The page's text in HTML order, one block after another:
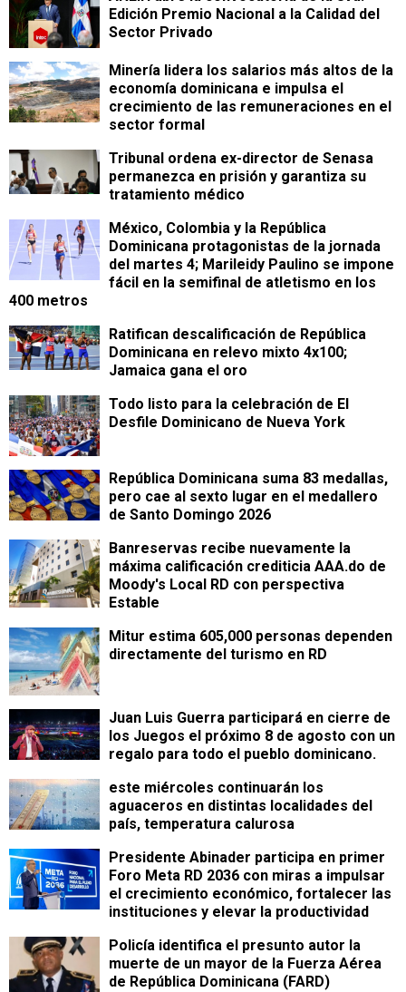
Edición Premio Nacional a la Calidad del
Sector Privado
Minería lidera los salarios más altos de la
economía dominicana e impulsa el
crecimiento de las remuneraciones en el
sector formal
Tribunal ordena ex-director de Senasa
permanezca en prisión y garantiza su
tratamiento médico
México, Colombia y la República
Dominicana protagonistas de la jornada
del martes 4; Marileidy Paulino se impone
fácil en la semifinal de atletismo en los
400 metros
Ratifican descalificación de República
Dominicana en relevo mixto 4x100;
Jamaica gana el oro
Todo listo para la celebración de El
Desfile Dominicano de Nueva York
República Dominicana suma 83 medallas,
pero cae al sexto lugar en el medallero
de Santo Domingo 2026
Banreservas recibe nuevamente la
máxima calificación crediticia AAA.do de
Moody's Local RD con perspectiva
Estable
Mitur estima 605,000 personas dependen
directamente del turismo en RD
Juan Luis Guerra participará en cierre de
los Juegos el próximo 8 de agosto con un
regalo para todo el pueblo dominicano.
este miércoles continuarán los
aguaceros en distintas localidades del
país, temperatura calurosa
Presidente Abinader participa en primer
Foro Meta RD 2036 con miras a impulsar
el crecimiento económico, fortalecer las
instituciones y elevar la productividad
Policía identifica el presunto autor la
muerte de un mayor de la Fuerza Aérea
de República Dominicana (FARD)